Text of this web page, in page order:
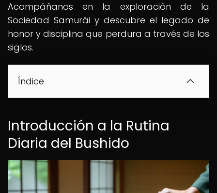
Acompáñanos en la exploración de la
Sociedad Samurái y descubre el legado de
honor y disciplina que perdura a través de los
siglos.
Índice
Introducción a la Rutina
Diaria del Bushido